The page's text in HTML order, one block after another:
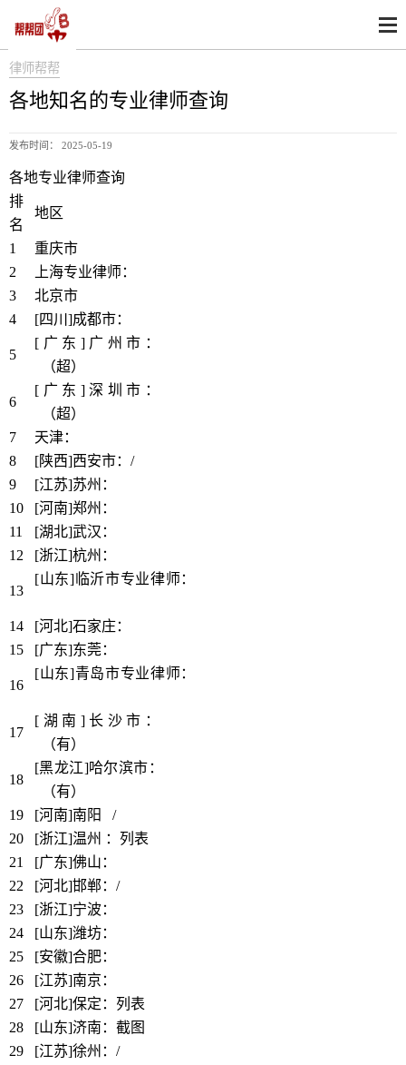
律师帮帮
各地知名的专业律师查询
发布时间： 2025-05-19
各地专业律师查询
排
名
地区
1
重庆市
2
上海专业律师：
3
北京市
4
[四川]成都市：
5
[广东]广州市：
（超）
6
[广东]深圳市：
（超）
7
天津：
8
[陕西]西安市：/
9
[江苏]苏州：
10
[河南]郑州：
11
[湖北]武汉：
12
[浙江]杭州：
13
[山东]临沂市专业律师：
14
[河北]石家庄：
15
[广东]东莞：
16
[山东]青岛市专业律师：
17
[湖南]长沙市：
（有）
18
[黑龙江]哈尔滨市：
（有）
19
[河南]南阳 /
20
[浙江]温州 ：列表
21
[广东]佛山：
22
[河北]邯郸：/
23
[浙江]宁波：
24
[山东]潍坊：
25
[安徽]合肥：
26
[江苏]南京：
27
[河北]保定：列表
28
[山东]济南：截图
29
[江苏]徐州：/